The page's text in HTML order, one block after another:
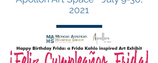
2021